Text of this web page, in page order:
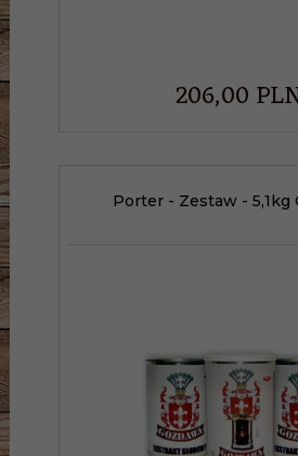
206,00
Porter - Zestaw - 5,1kg